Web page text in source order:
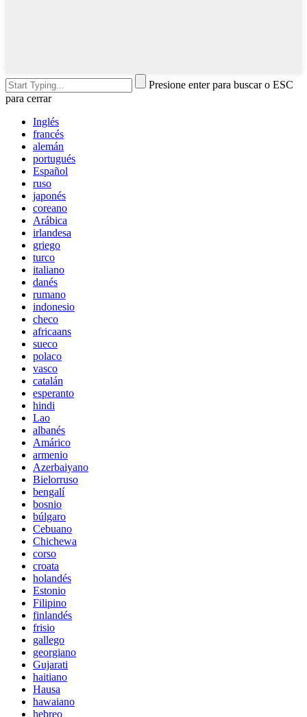
Presione enter para buscar o ESC
para cerrar
Inglés
francés
alemán
portugués
Español
ruso
japonés
coreano
Arábica
irlandesa
griego
turco
italiano
danés
rumano
indonesio
checo
africaans
sueco
polaco
vasco
catalán
esperanto
hindi
Lao
albanés
Amárico
armenio
Azerbaiyano
Bielorruso
bengalí
bosnio
búlgaro
Cebuano
Chichewa
corso
croata
holandés
Estonio
Filipino
finlandés
frisio
gallego
georgiano
Gujarati
haitiano
Hausa
hawaiano
hebreo